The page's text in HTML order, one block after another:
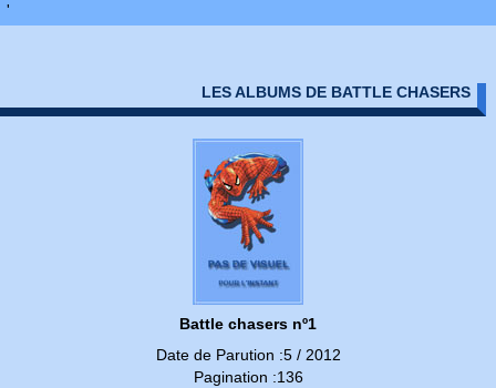
'
LES ALBUMS DE BATTLE CHASERS
Battle chasers nº1
Date de Parution :5 / 2012
Pagination :136